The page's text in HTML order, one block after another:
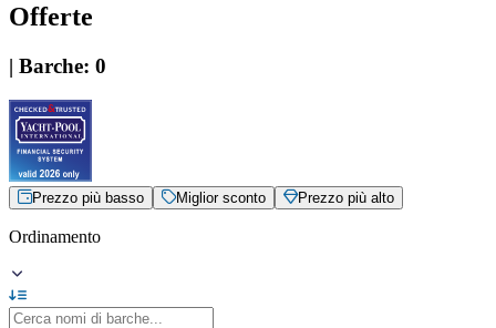
Offerte
| Barche: 0
Prezzo più basso Miglior sconto Prezzo più alto
Ordinamento